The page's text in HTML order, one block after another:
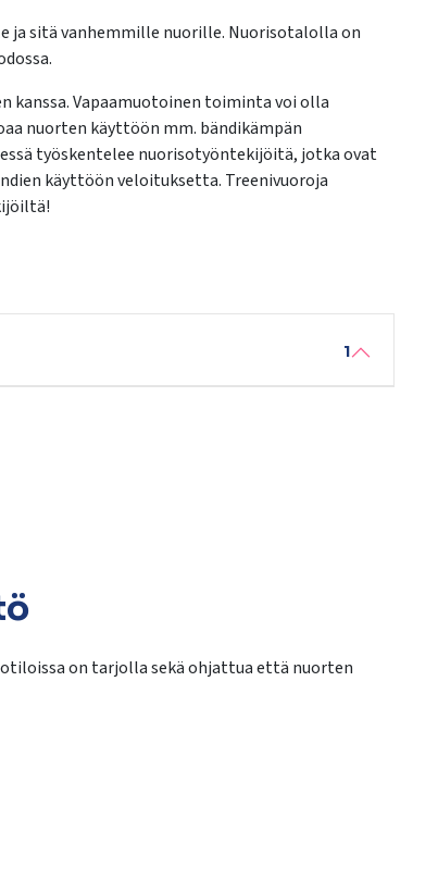
sitä vanhemmille nuorille. Nuorisotalolla on
Vapaamuotoinen toiminta voi olla
nuorten käyttöön mm. bändikämpän
työskentelee nuorisotyöntekijöitä, jotka ovat
käyttöön veloituksetta. Treenivuoroja
1
on tarjolla sekä ohjattua että nuorten